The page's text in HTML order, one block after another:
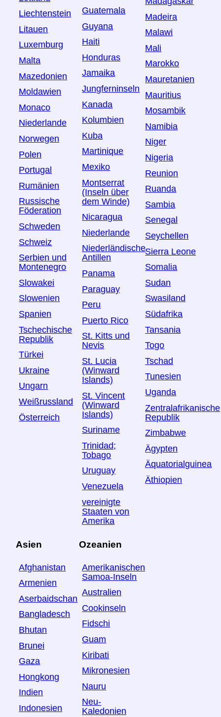
Liechtenstein
Litauen
Luxemburg
Malta
Mazedonien
Moldawien
Monaco
Niederlande
Norwegen
Polen
Portugal
Rumänien
Russische
Föderation
Schweden
Schweiz
Serbien und
Montenegro
Slowakei
Slowenien
Spanien
Tschechische
Republik
Türkei
Ukraine
Ungarn
Weißrussland
Österreich
Guatemala
Guyana
Haiti
Honduras
Jamaika
Jungferninseln
Kanada
Kolumbien
Kuba
Martinique
Mexiko
Montserrat
(Inseln über
dem Winde)
Nicaragua
Niederlande
Niederländische
Antillen
Panama
Paraguay
Peru
Puerto Rico
St. Kitts und
Nevis
St. Lucia
(Winward
Islands)
St. Vincent
(Winward
Islands)
Suriname
Trinidad;
Tobago
Uruguay
Venezuela
vereinigte
Staaten von
Amerika
Madeira
Malawi
Mali
Marokko
Mauretanien
Mauritius
Mosambik
Namibia
Niger
Nigeria
Reunion
Ruanda
Sambia
Senegal
Seychellen
Sierra Leone
Somalia
Sudan
Swasiland
Südafrika
Tansania
Togo
Tschad
Tunesien
Uganda
Zentralafrikanische
Republik
Zimbabwe
Ägypten
Äquatorialguinea
Äthiopien
Asien
Afghanistan
Armenien
Aserbaidschan
Bangladesch
Bhutan
Brunei
Gaza
Hongkong
Indien
Indonesien
Ozeanien
Amerikanischen
Samoa-Inseln
Australien
Cookinseln
Fidschi
Guam
Kiribati
Mikronesien
Nauru
Neu-
Kaledonien